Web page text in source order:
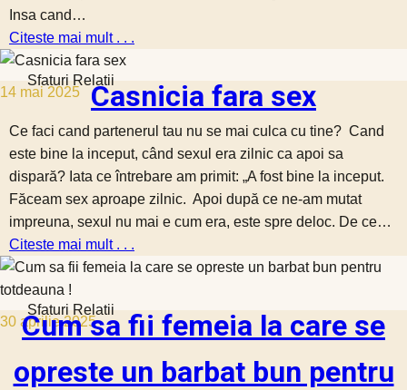
Insa cand…
Citeste mai mult . . .
14 mai 2025
Sfaturi RelatiiCasnicia fara sex
Ce faci cand partenerul tau nu se mai culca cu tine? Cand
este bine la inceput, când sexul era zilnic ca apoi sa
dispară? Iata ce întrebare am primit: „A fost bine la inceput.
Făceam sex aproape zilnic. Apoi după ce ne-am mutat
impreuna, sexul nu mai e cum era, este spre deloc. De ce…
Citeste mai mult . . .
30 aprilie 2025
Sfaturi Relatii
Cum sa fii femeia la care se
opreste un barbat bun pentru